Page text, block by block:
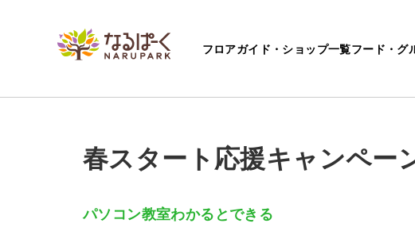
フロアガイド・ショップ一覧フード・グ
春スタート応援キャンペー
パソコン教室わかるとできる